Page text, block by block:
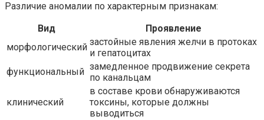
Различие аномалии по характерным признакам:
Вид
Проявление
морфологический застойные явления желчи в протоках
и гепатоцитах
функциональный замедленное продвижение секрета
по канальцам
клинический
в составе крови обнаруживаются
токсины, которые должны
выводиться